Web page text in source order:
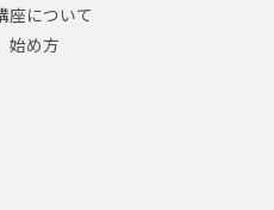
座について
始め方